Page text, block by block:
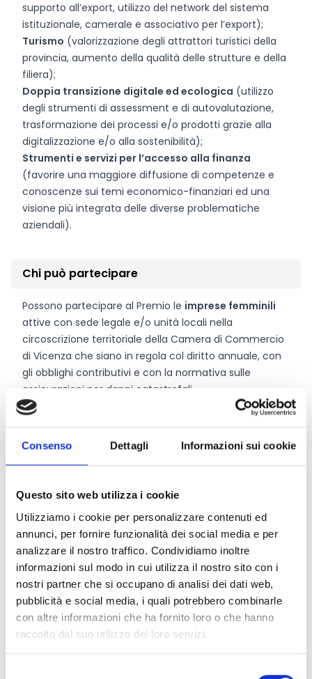
Consenso Dettagli Informazioni sui cookie
Questo sito web utilizza i cookie
Utilizziamo i cookie per personalizzare contenuti ed
annunci, per fornire funzionalità dei social media e per
analizzare il nostro traffico. Condividiamo inoltre
informazioni sul modo in cui utilizza il nostro sito con i
nostri partner che si occupano di analisi dei dati web,
pubblicità e social media, i quali potrebbero combinarle
con altre informazioni che ha fornito loro o che hanno
raccolto dal suo utilizzo dei loro servizi.
supporto all’export, utilizzo del network del sistema
istituzionale, camerale e associativo per l’export);
Turismo (valorizzazione degli attrattori turistici della
provincia, aumento della qualità delle strutture e della
filiera);
Doppia transizione digitale ed ecologica (utilizzo
degli strumenti di assessment e di autovalutazione,
trasformazione dei processi e/o prodotti grazie alla
digitalizzazione e/o alla sostenibilità);
Strumenti e servizi per l’accesso alla finanza
(favorire una maggiore diffusione di competenze e
conoscenze sui temi economico-finanziari ed una
visione più integrata delle diverse problematiche
aziendali).
Chi può partecipare
Possono partecipare al Premio le imprese femminili
attive con sede legale e/o unità locali nella
circoscrizione territoriale della Camera di Commercio
di Vicenza che siano in regola col diritto annuale, con
gli obblighi contributivi e con la normativa sulle
assicurazioni per danni catastrofali.
Ciascuna impresa può candidarsi solo per una delle
Entità del contributo
Saranno assegnati 4 Premi da
ciascuna categoria.
Link e Documenti
Pagina web per formulari e documenti
Bando
Si consiglia di consultare regolarmente il sito web
ufficiale del bando per gli aggiornamenti e le